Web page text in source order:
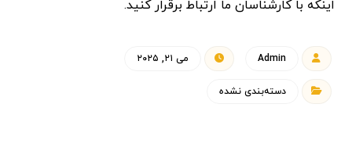
اینکه با کارشناسان ما ارتباط برقرار کنید.
Admin می ۲۱, ۲۰۲۵
دسته‌بندی نشده